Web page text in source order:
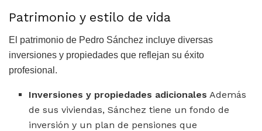
Patrimonio y estilo de vida
El patrimonio de Pedro Sánchez incluye diversas
inversiones y propiedades que reflejan su éxito
profesional.
Inversiones y propiedades adicionales Además
de sus viviendas, Sánchez tiene un fondo de
inversión y un plan de pensiones que